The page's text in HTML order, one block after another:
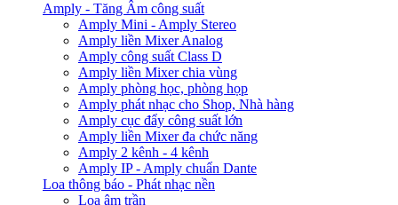
Amply - Tăng Âm công suất
Amply Mini - Amply Stereo
Amply liền Mixer Analog
Amply công suất Class D
Amply liền Mixer chia vùng
Amply phòng học, phòng họp
Amply phát nhạc cho Shop, Nhà hàng
Amply cục đẩy công suất lớn
Amply liền Mixer đa chức năng
Amply 2 kênh - 4 kênh
Amply IP - Amply chuẩn Dante
Loa thông báo - Phát nhạc nền
Loa âm trần